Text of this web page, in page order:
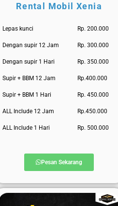
Rental Mobil Xenia
Lepas kunci Rp. 200.000
Dengan supir 12 Jam Rp. 300.000
Dengan supir 1 Hari Rp. 350.000
Supir + BBM 12 Jam Rp.400.000
Supir + BBM 1 Hari Rp. 450.000
ALL Include 12 Jam Rp.450.000
ALL Include 1 Hari Rp. 500.000
Pesan Sekarang